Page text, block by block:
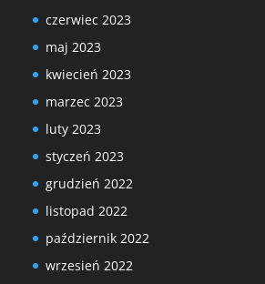
czerwiec 2023
maj 2023
kwiecień 2023
marzec 2023
luty 2023
styczeń 2023
grudzień 2022
listopad 2022
październik 2022
wrzesień 2022